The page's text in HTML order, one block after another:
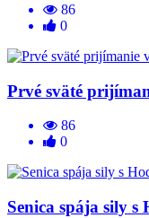
86
0
Prvé sväté
86
0
Senica spája sily s